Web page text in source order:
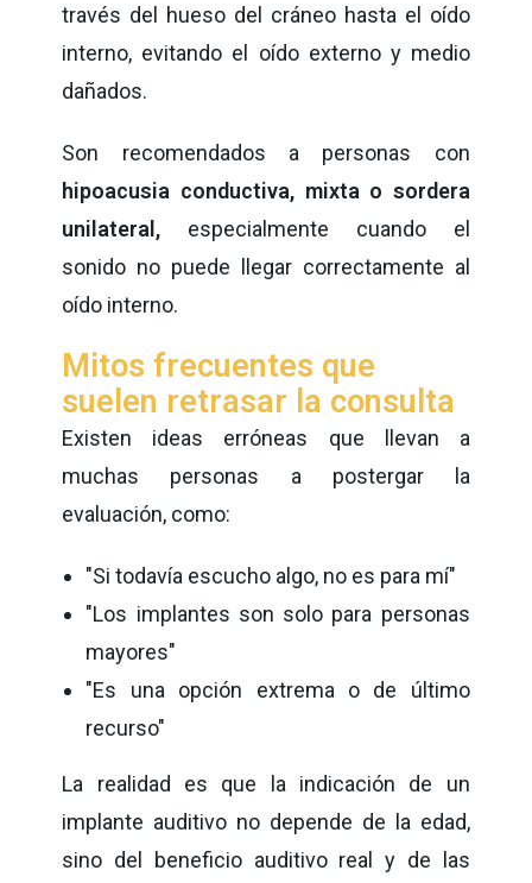
través del hueso del cráneo hasta el oído
interno, evitando el oído externo y medio
dañados.
Son recomendados a personas con
hipoacusia conductiva, mixta o sordera
unilateral, especialmente cuando el
sonido no puede llegar correctamente al
oído interno.
Mitos frecuentes que
suelen retrasar la consulta
Existen ideas erróneas que llevan a
muchas personas a postergar la
evaluación, como:
"Si todavía escucho algo, no es para mí"
"Los implantes son solo para personas
mayores"
"Es una opción extrema o de último
recurso"
La realidad es que la indicación de un
implante auditivo no depende de la edad,
sino del beneficio auditivo real y de las